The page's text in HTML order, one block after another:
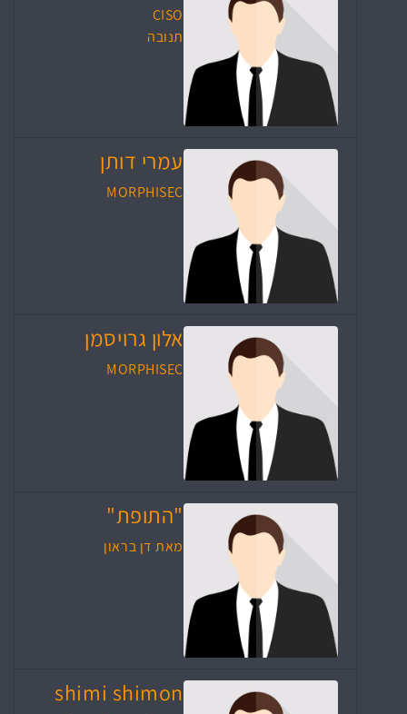
CISO
תנובה
עמרי דותן
MORPHISEC
אלון גרויסמן
MORPHISEC
"התופת"
מאת דן בראון
shimi shimon